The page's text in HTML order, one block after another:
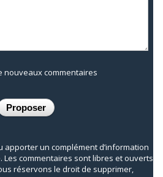
nouveaux commentaires
apporter un complément d’information
Les commentaires sont libres et ouverts
réservons le droit de supprimer,